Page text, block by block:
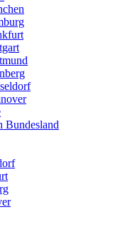
Bundesland